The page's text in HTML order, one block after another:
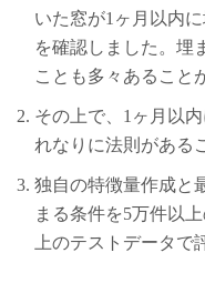
いた窓が1ヶ月以内
を確認しました。埋
ことも多々あること
その上で、1ヶ月以
れなりに法則がある
独自の特徴量作成と
まる条件を5万件以
上のテストデータで